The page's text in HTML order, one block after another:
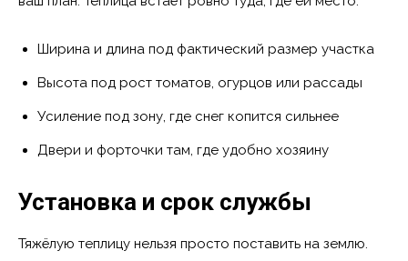
Ширина и длина под фактический размер участка
Высота под рост томатов, огурцов или рассады
Усиление под зону, где снег копится сильнее
Двери и форточки там, где удобно хозяину
Установка и срок службы
Тяжёлую теплицу нельзя просто поставить на землю.